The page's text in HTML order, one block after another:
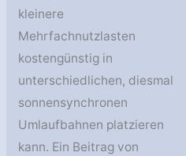
kleinere
Mehrfachnutzlasten
kostengünstig in
unterschiedlichen, diesmal
sonnensynchronen
Umlaufbahnen platzieren
kann. Ein Beitrag von